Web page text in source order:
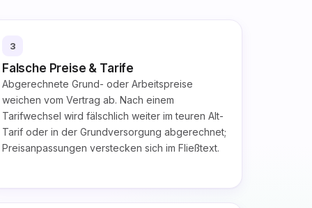
3
Falsche Preise & Tarife
Abgerechnete Grund- oder Arbeitspreise
weichen vom Vertrag ab. Nach einem
Tarifwechsel wird fälschlich weiter im teuren Alt-
Tarif oder in der Grundversorgung abgerechnet;
Preisanpassungen verstecken sich im Fließtext.